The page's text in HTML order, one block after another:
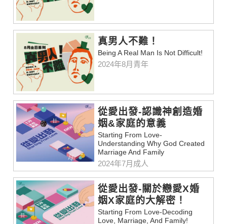
真男人不難！
Being A Real Man Is Not Difficult!
2024年8月青年
從愛出發-認識神創造婚
姻&家庭的意義
Starting From Love-
Understanding Why God Created
Marriage And Family
2024年7月成人
從愛出發-關於戀愛X婚
姻X家庭的大解密！
Starting From Love-Decoding
Love, Marriage, And Family!